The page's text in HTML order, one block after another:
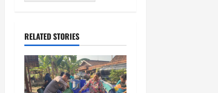
RELATED STORIES